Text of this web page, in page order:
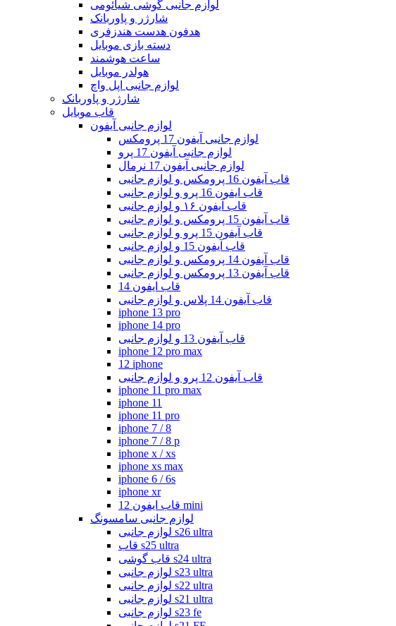
لوازم جانبی گوشی شیائومی
شارژر و پاوربانک
هدفون هدست هندزفری
دسته بازی موبایل
ساعت هوشمند
هولدر موبایل
لوازم جانبی اپل واچ
شارژر و پاوربانک
قاب موبایل
لوازم جانبی آیفون
لوازم جانبی آیفون 17 پرومکس
لوازم جانبی آیفون 17 پرو
لوازم جانبی آیفون 17 نرمال
قاب آیفون 16 پرومکس و لوازم جانبی
قاب ایفون 16 پرو و لوازم جانبی
قاب آیفون ۱۶ و لوازم جانبی
قاب آیفون 15 پرومکس و لوازم جانبی
قاب آیفون 15 پرو و لوازم جانبی
قاب آیفون 15 و لوازم جانبی
قاب آیفون 14 پرومکس و لوازم جانبی
قاب آیفون 13 پرومکس و لوازم جانبی
قاب ایفون 14
قاب آیفون 14 پلاس و لوازم جانبی
iphone 13 pro
iphone 14 pro
قاب آیفون 13 و لوازم جانبی
iphone 12 pro max
12 iphone
قاب آیفون 12 پرو و لوازم جانبی
iphone 11 pro max
iphone 11
iphone 11 pro
iphone 7 / 8
iphone 7 / 8 p
iphone x / xs
iphone xs max
iphone 6 / 6s
iphone xr
قاب ایفون 12 mini
لوازم جانبی سامسونگ
لوازم جانبی s26 ultra
قاب s25 ultra
قاب گوشی s24 ultra
لوازم جانبی s23 ultra
لوازم جانبی s22 ultra
لوازم جانبی s21 ultra
لوازم جانبی s23 fe